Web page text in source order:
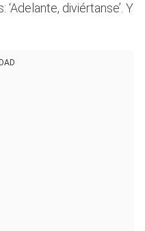
diviértanse’. Y